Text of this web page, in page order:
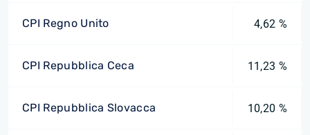
CPI Regno Unito 4,62 %
CPI Repubblica Ceca 11,23 %
CPI Repubblica Slovacca 10,20 %